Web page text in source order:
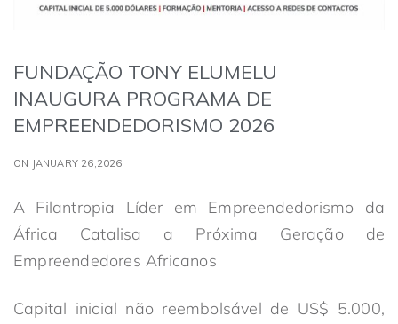
FUNDAÇÃO TONY ELUMELU
INAUGURA PROGRAMA DE
EMPREENDEDORISMO 2026
ON JANUARY 26,2026
A Filantropia Líder em Empreendedorismo da
África Catalisa a Próxima Geração de
Empreendedores Africanos
Capital inicial não reembolsável de US$ 5.000,